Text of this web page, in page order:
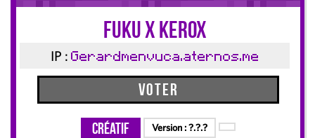
fuku x kerox
IP : Gerardmenvuca.aternos.me
Voter
Créatif Version :?.?.?